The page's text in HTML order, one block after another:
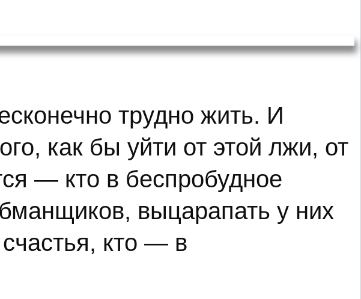
трудно жить. И
как бы уйти от этой лжи, от
— кто в беспробудное
выцарапать у них
кто — в